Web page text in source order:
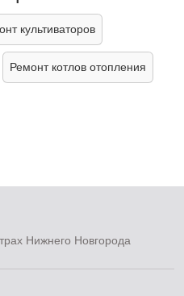
культиваторов
Ремонт котлов отопления
Нижнего Новгорода